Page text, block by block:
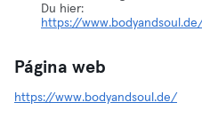
https://
Página web
https://www.bodyandsoul.de/